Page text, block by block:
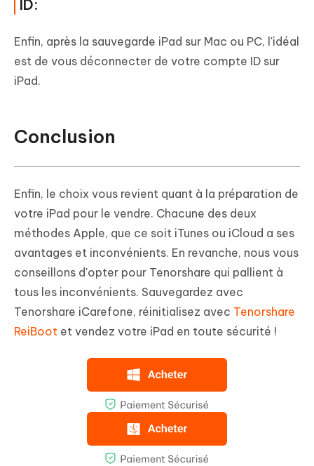
ID:
Enfin, après la sauvegarde iPad sur Mac ou PC, l'idéal
est de vous déconnecter de votre compte ID sur
iPad.
Conclusion
Enfin, le choix vous revient quant à la préparation de
votre iPad pour le vendre. Chacune des deux
méthodes Apple, que ce soit iTunes ou iCloud a ses
avantages et inconvénients. En revanche, nous vous
conseillons d'opter pour Tenorshare qui pallient à
tous les inconvénients. Sauvegardez avec
Tenorshare iCarefone, réinitialisez avec Tenorshare
ReiBoot et vendez votre iPad en toute sécurité !